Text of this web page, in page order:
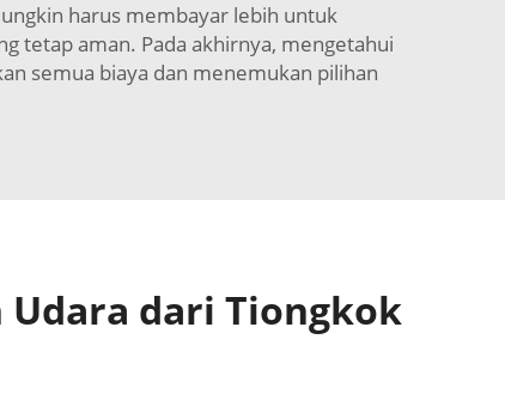
harus membayar lebih untuk
tetap aman. Pada akhirnya, mengetahui
semua biaya dan menemukan pilihan
Udara dari Tiongkok